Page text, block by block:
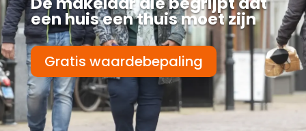
een huis een thuis moet zijn
Gratis waardebepaling